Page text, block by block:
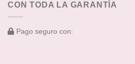
CON TODA LA GARANTÍA
Pago seguro con: